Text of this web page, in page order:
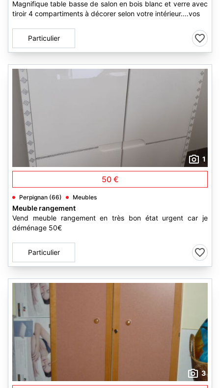
Magnifique table basse de salon en bois blanc et verre avec
tiroir 4 compartiments à décorer selon votre intérieur....vos
Particulier
1
50 €
Perpignan (66) Meubles
Meuble rangement
Vend meuble rangement en très bon état urgent car je
déménage 50€
Particulier
3